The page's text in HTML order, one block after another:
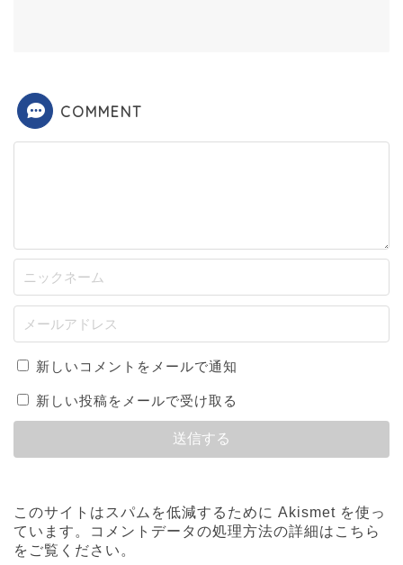
COMMENT
新しいコメントをメールで通知
新しい投稿をメールで受け取る
このサイトはスパムを低減するために Akismet を使っ
ています。
コメントデータの処理方法の詳細はこちら
をご覧ください 。